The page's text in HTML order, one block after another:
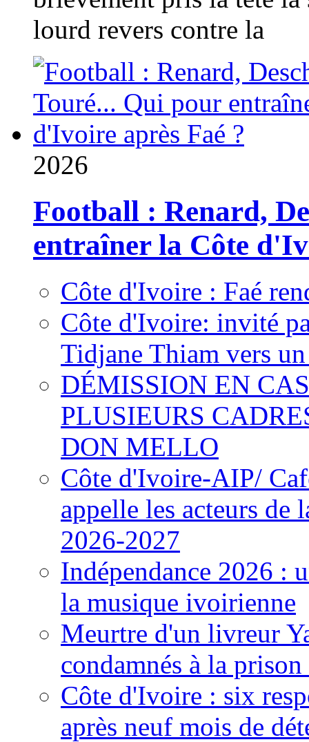
lourd revers contre la
2026
Football : Renard,
entraîner la Côte
Côte d'Ivoire : Faé
Côte d'Ivoire: invité
Tidjane Thiam vers
DÉMISSION EN
PLUSIEURS
DON MELLO
Côte d'Ivoire-AIP/
appelle les acteurs de
2026-2027
Indépendance 2026 :
la musique ivoirienne
Meurtre d'un livreur
condamnés à la
Côte d'Ivoire : six
après neuf mois de